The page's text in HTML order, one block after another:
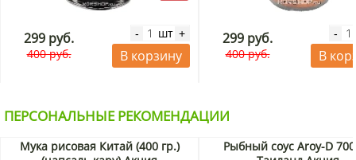
299 руб.
400 руб.
- шт +
В корзину
299 руб.
400 руб.
-
В
ПЕРСОНАЛЬНЫЕ РЕКОМЕНДАЦИИ
Мука рисовая Китай (400 гр.)
Рыбный соус Aroy-D